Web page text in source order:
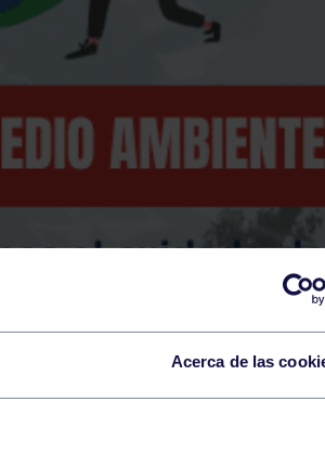
Acerca de las